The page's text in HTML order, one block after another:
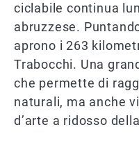
ciclabile continua
abruzzese.
aprono i 263
Trabocchi. Una
che permette di
naturali, ma anche
d’arte a ridosso